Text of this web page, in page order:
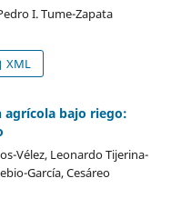
I. Tume-Zapata
XML
agrícola bajo riego:
Vélez, Leonardo Tijerina-
García, Cesáreo